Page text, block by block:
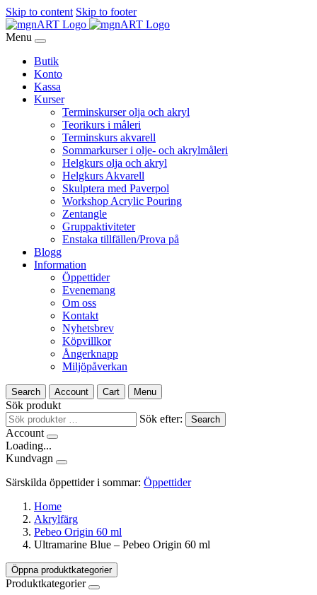
Skip to content Skip to footer
Menu
Butik
Konto
Kassa
Kurser
Terminskurser olja och akryl
Teorikurs i måleri
Terminskurs akvarell
Sommarkurser i olje- och akrylmåleri
Helgkurs olja och akryl
Helgkurs Akvarell
Skulptera med Paverpol
Workshop Acrylic Pouring
Zentangle
Gruppaktiviteter
Enstaka tillfällen/Prova på
Blogg
Information
Öppettider
Evenemang
Om oss
Kontakt
Nyhetsbrev
Köpvillkor
Ångerknapp
Miljöpåverkan
Search Account Cart Menu
Sök produkt
Sök efter:
Search
Account
Loading...
Kundvagn
Särskilda öppettider i sommar: Öppettider
Home
Akrylfärg
Pebeo Origin 60 ml
Ultramarine Blue – Pebeo Origin 60 ml
Öppna produktkategorier
Produktkategorier